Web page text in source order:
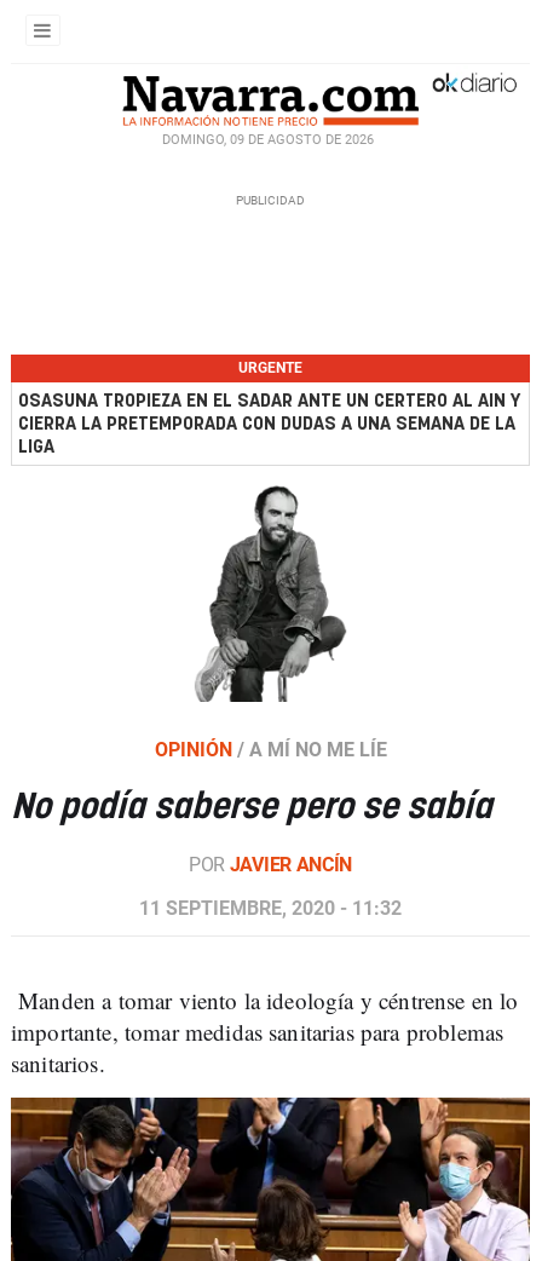
DOMINGO, 09 DE AGOSTO DE 2026
URGENTE
OSASUNA TROPIEZA EN EL SADAR ANTE UN CERTERO AL AIN Y
CIERRA LA PRETEMPORADA CON DUDAS A UNA SEMANA DE LA
LIGA
OPINIÓN / A MÍ NO ME LÍE
No podía saberse pero se sabía
POR JAVIER ANCÍN
11 SEPTIEMBRE, 2020 - 11:32
Manden a tomar viento la ideología y céntrense en lo
importante, tomar medidas sanitarias para problemas
sanitarios.